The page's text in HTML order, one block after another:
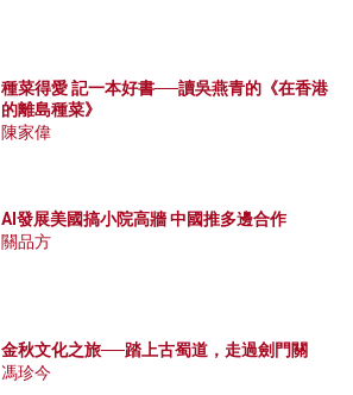
種菜得愛 記一本好書──讀吳燕青的《在香港
的離島種菜》
陳家偉
AI發展美國搞小院高牆 中國推多邊合作
關品方
金秋文化之旅──踏上古蜀道，走過劍門關
馮珍今